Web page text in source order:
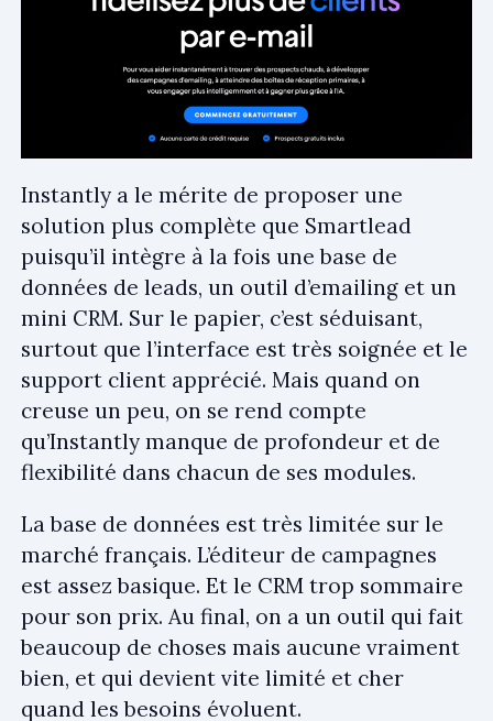
Instantly a le mérite de proposer une
solution plus complète que Smartlead
puisqu’il intègre à la fois une base de
données de leads, un outil d’emailing et un
mini CRM. Sur le papier, c’est séduisant,
surtout que l’interface est très soignée et le
support client apprécié. Mais quand on
creuse un peu, on se rend compte
qu’Instantly manque de profondeur et de
flexibilité dans chacun de ses modules.
La base de données est très limitée sur le
marché français. L’éditeur de campagnes
est assez basique. Et le CRM trop sommaire
pour son prix. Au final, on a un outil qui fait
beaucoup de choses mais aucune vraiment
bien, et qui devient vite limité et cher
quand les besoins évoluent.